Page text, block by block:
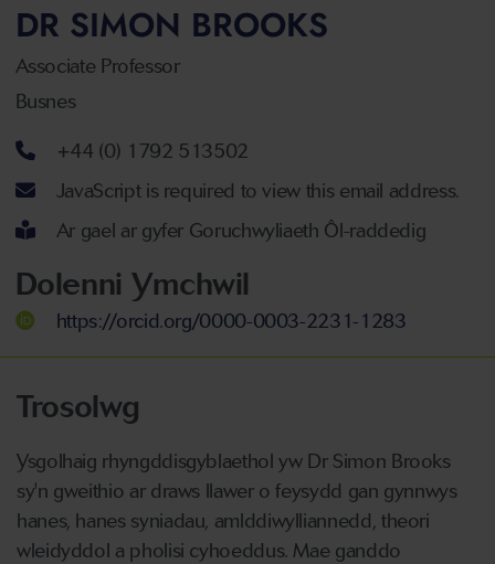
DR SIMON BROOKS
Associate Professor
Busnes
Rhif ffôn+44 (0) 1792 513502
Cyfeiriad ebost
JavaScript is required to view this email address.
Ar gael ar gyfer Goruchwyliaeth Ôl-raddedig
Dolenni Ymchwil
https://orcid.org/0000-0003-2231-1283
Trosolwg
Ysgolhaig rhyngddisgyblaethol yw Dr Simon Brooks
sy'n gweithio ar draws llawer o feysydd gan gynnwys
hanes, hanes syniadau, amlddiwylliannedd, theori
wleidyddol a pholisi cyhoeddus. Mae ganddo